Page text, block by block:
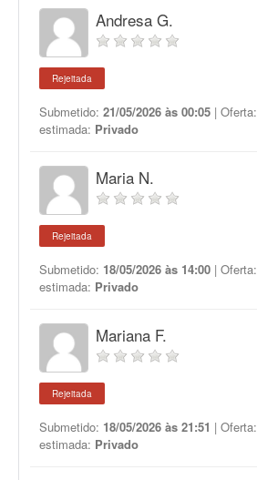
Andresa G.
Rejeitada
Submetido: 21/05/2026 às 00:05 | Oferta:
estimada: Privado
Maria N.
Rejeitada
Submetido: 18/05/2026 às 14:00 | Oferta:
estimada: Privado
Mariana F.
Rejeitada
Submetido: 18/05/2026 às 21:51 | Oferta:
estimada: Privado